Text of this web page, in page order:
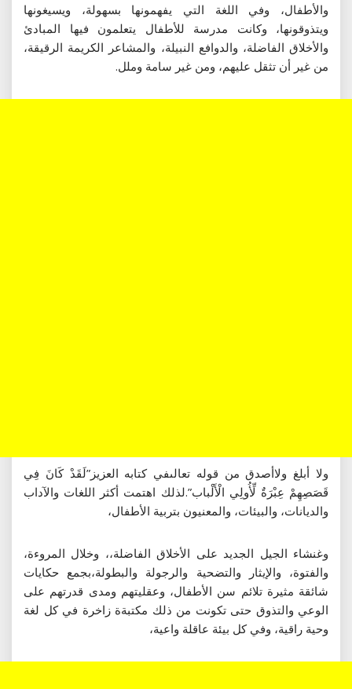
والأطفال، وفي اللغة التي يفهمونها بسهولة، ويسيغونها
ويتذوقونها، وكانت مدرسة للأطفال يتعلمون فيها المبادئ
والأخلاق الفاضلة، والدوافع النبيلة، والمشاعر الكريمة الرقيقة،
من غير أن تثقل عليهم، ومن غير سامة وملل.
ولا أبلغ ولاأصدق من قوله تعالىفي كتابه العزيز”لَقَدْ كَانَ فِي
قَصَصِهِمْ عِبْرَةٌ لِّأُولِي الْأَلْباب”.لذلك اهتمت أكثر اللغات والآداب
والديانات، والبيئات، والمعنيون بتربية الأطفال،
وغنشاء الجيل الجديد على الأخلاق الفاضلة،، وخلال المروءة،
والفتوة، والإيثار والتضحية والرجولة والبطولة،بجمع حكايات
شائقة مثيرة تلائم سن الأطفال، وعقليتهم ومدى قدرتهم على
الوعي والتذوق حتى تكونت من ذلك مكتبةة زاخرة في كل لغة
وحية راقية، وفي كل بيئة عاقلة واعية،